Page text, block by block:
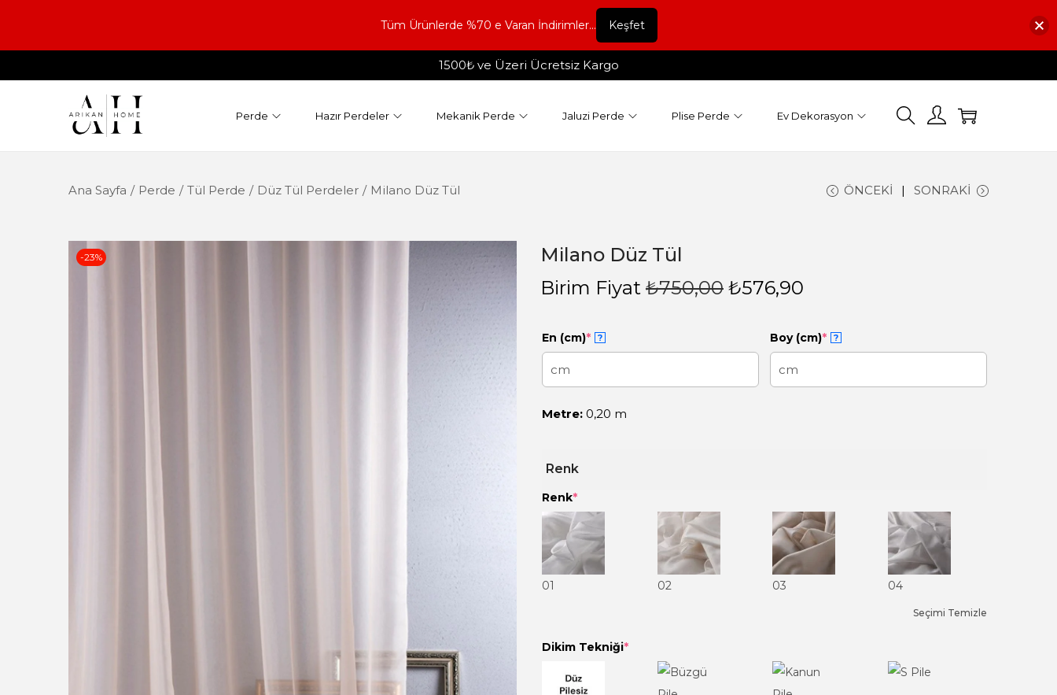
1500₺ ve Üzeri Ücretsiz Kargo
Perde Hazır Perdeler Mekanik Perde Jaluzi Perde Plise Perde Ev Dekorasyon
Ana Sayfa / Perde / Tül Perde / Düz Tül Perdeler / Milano Düz Tül ÖNCEKI SONRAKI
-23%
Milano Düz Tül
Birim Fiyat ₺750,00 ₺576,90
En (cm)* ? Boy (cm)* ?
Metre: 0,20 m
Renk
Renk*
01 02 03 04
Seçimi Temizle
Dikim Tekniği*
Tüm Ürünlerde %70 e Varan İndirimler... Keşfet